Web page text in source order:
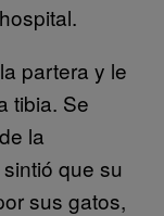
partera y le
tibia. Se
la
que su
sus gatos,